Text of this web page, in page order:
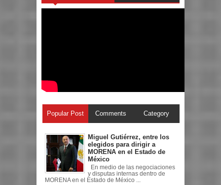
Popular Post Comments Category
Miguel Gutiérrez, entre los
elegidos para dirigir a
MORENA en el Estado de
México
En medio de las negociaciones
y disputas internas dentro de
MORENA en el Estado de México ...